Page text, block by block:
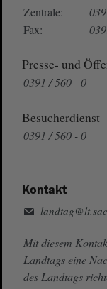
Zentrale:
Fax:
Presse- und
0391 / 560 - 0
Besucherdienst
0391 / 560 - 0
Kontakt
Mit diesem
Landtags eine
des Landtags